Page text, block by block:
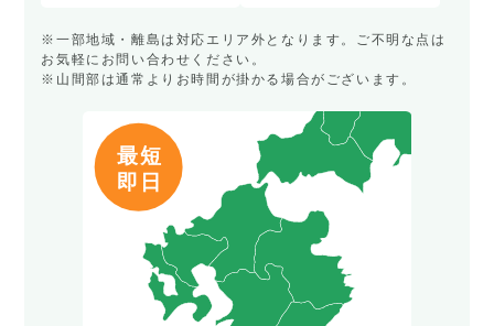
※一部地域・離島は対応エリア外となります。ご不明な点は
お気軽にお問い合わせください。
※山間部は通常よりお時間が掛かる場合がございます。